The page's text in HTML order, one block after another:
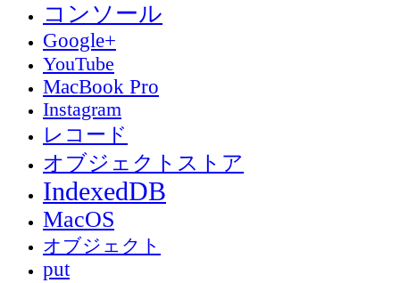
コンソール
Google+
YouTube
MacBook Pro
Instagram
レコード
オブジェクトストア
IndexedDB
MacOS
オブジェクト
put